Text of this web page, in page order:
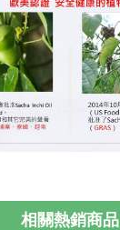
相關熱銷商品